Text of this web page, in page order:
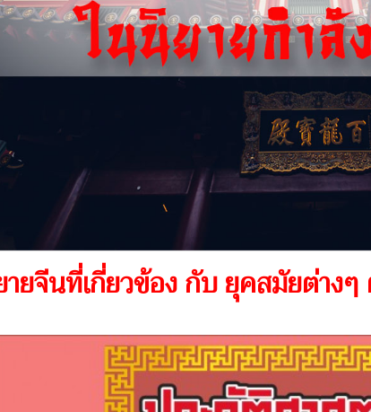
ยจีนที่เกี่ยวข้อง กับ ยุคสมัยต่างๆ